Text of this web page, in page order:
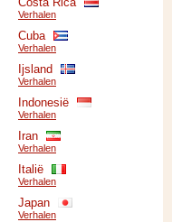
Verhalen
Cuba
Verhalen
Ijsland
Verhalen
Indonesië
Verhalen
Iran
Verhalen
Italië
Verhalen
Japan
Verhalen